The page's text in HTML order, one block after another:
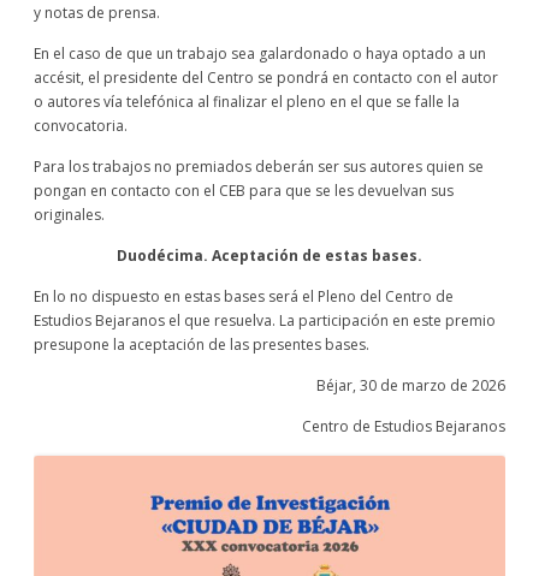
y notas de prensa.
En el caso de que un trabajo sea galardonado o haya optado a un
accésit, el presidente del Centro se pondrá en contacto con el autor
o autores vía telefónica al finalizar el pleno en el que se falle la
convocatoria.
Para los trabajos no premiados deberán ser sus autores quien se
pongan en contacto con el CEB para que se les devuelvan sus
originales.
Duodécima. Aceptación de estas bases.
En lo no dispuesto en estas bases será el Pleno del Centro de
Estudios Bejaranos el que resuelva. La participación en este premio
presupone la aceptación de las presentes bases.
Béjar, 30 de marzo de 2026
Centro de Estudios Bejaranos